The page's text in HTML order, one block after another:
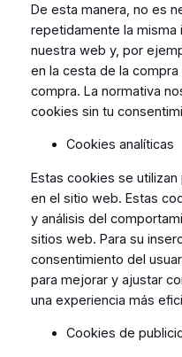
De esta manera, no es
repetidamente la misma
nuestra web y, por
en la cesta de la
compra. La normativa
cookies sin tu
Cookies analíticas
Estas cookies se
en el sitio web. Estas
y análisis del
sitios web. Para su
consentimiento del
para mejorar y ajustar
una experiencia más
Cookies de